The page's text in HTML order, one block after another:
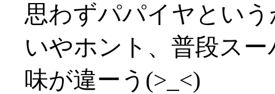
思わずパパイヤとい
いやホント、普段ス
味が違ーう(>_<)